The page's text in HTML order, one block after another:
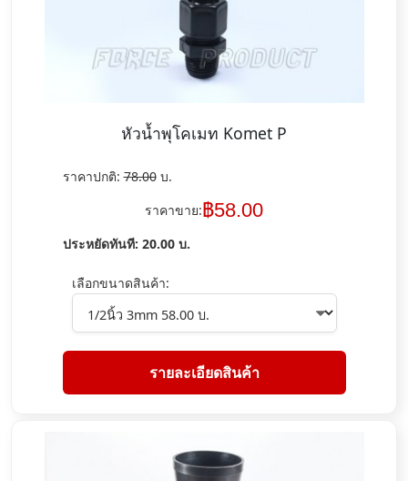
หัวน้ำพุโคเมท Komet P
ราคาปกติ:78.00บ.
ราคาขาย: ฿58.00
ประหยัดทันที: 20.00บ.
เลือกขนาดสินค้า:
รายละเอียดสินค้า